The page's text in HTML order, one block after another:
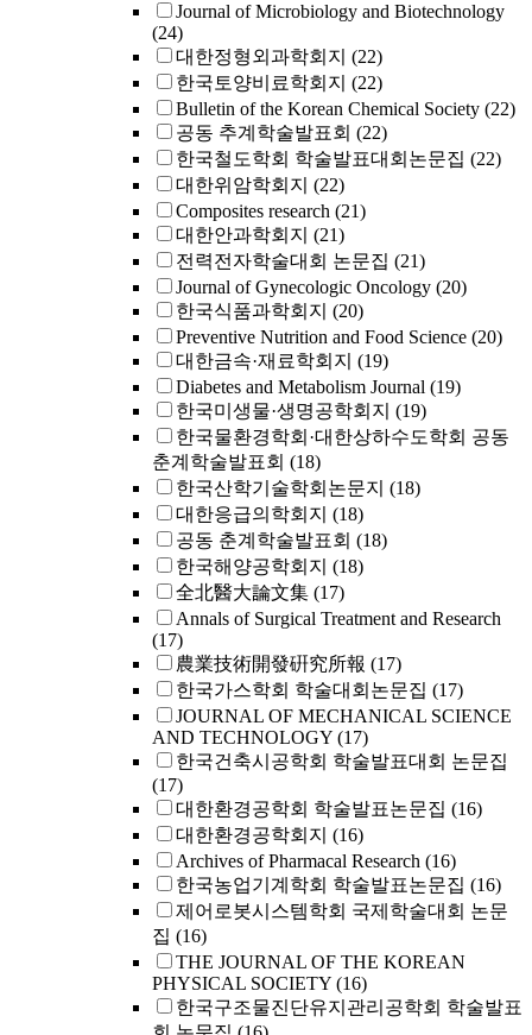
Journal of Microbiology and Biotechnology
(24)
대한정형외과학회지 (22)
한국토양비료학회지 (22)
Bulletin of the Korean Chemical Society (22)
공동 추계학술발표회 (22)
한국철도학회 학술발표대회논문집 (22)
대한위암학회지 (22)
Composites research (21)
대한안과학회지 (21)
전력전자학술대회 논문집 (21)
Journal of Gynecologic Oncology (20)
한국식품과학회지 (20)
Preventive Nutrition and Food Science (20)
대한금속·재료학회지 (19)
Diabetes and Metabolism Journal (19)
한국미생물·생명공학회지 (19)
한국물환경학회·대한상하수도학회 공동
춘계학술발표회 (18)
한국산학기술학회논문지 (18)
대한응급의학회지 (18)
공동 춘계학술발표회 (18)
한국해양공학회지 (18)
全北醫大論文集 (17)
Annals of Surgical Treatment and Research
(17)
農業技術開發硏究所報 (17)
한국가스학회 학술대회논문집 (17)
JOURNAL OF MECHANICAL SCIENCE
AND TECHNOLOGY (17)
한국건축시공학회 학술발표대회 논문집
(17)
대한환경공학회 학술발표논문집 (16)
대한환경공학회지 (16)
Archives of Pharmacal Research (16)
한국농업기계학회 학술발표논문집 (16)
제어로봇시스템학회 국제학술대회 논문
집 (16)
THE JOURNAL OF THE KOREAN
PHYSICAL SOCIETY (16)
한국구조물진단유지관리공학회 학술발표